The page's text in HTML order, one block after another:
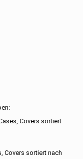
Covers sortiert
Covers sortiert nach